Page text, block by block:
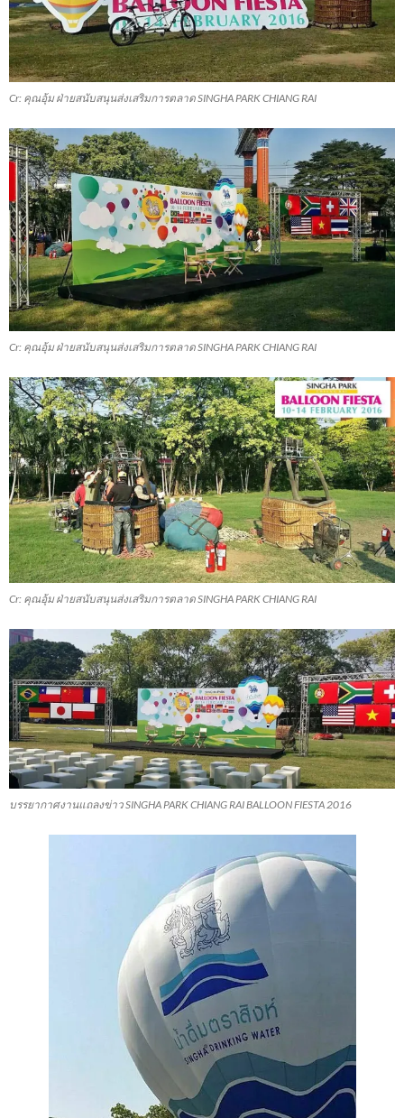
Cr: คุณอุ้ม ฝ่ายสนับสนุนส่งเสริมการตลาด SINGHA PARK CHIANG RAI
Cr: คุณอุ้ม ฝ่ายสนับสนุนส่งเสริมการตลาด SINGHA PARK CHIANG RAI
Cr: คุณอุ้ม ฝ่ายสนับสนุนส่งเสริมการตลาด SINGHA PARK CHIANG RAI
บรรยากาศงานแถลงข่าว SINGHA PARK CHIANG RAI BALLOON FIESTA 2016